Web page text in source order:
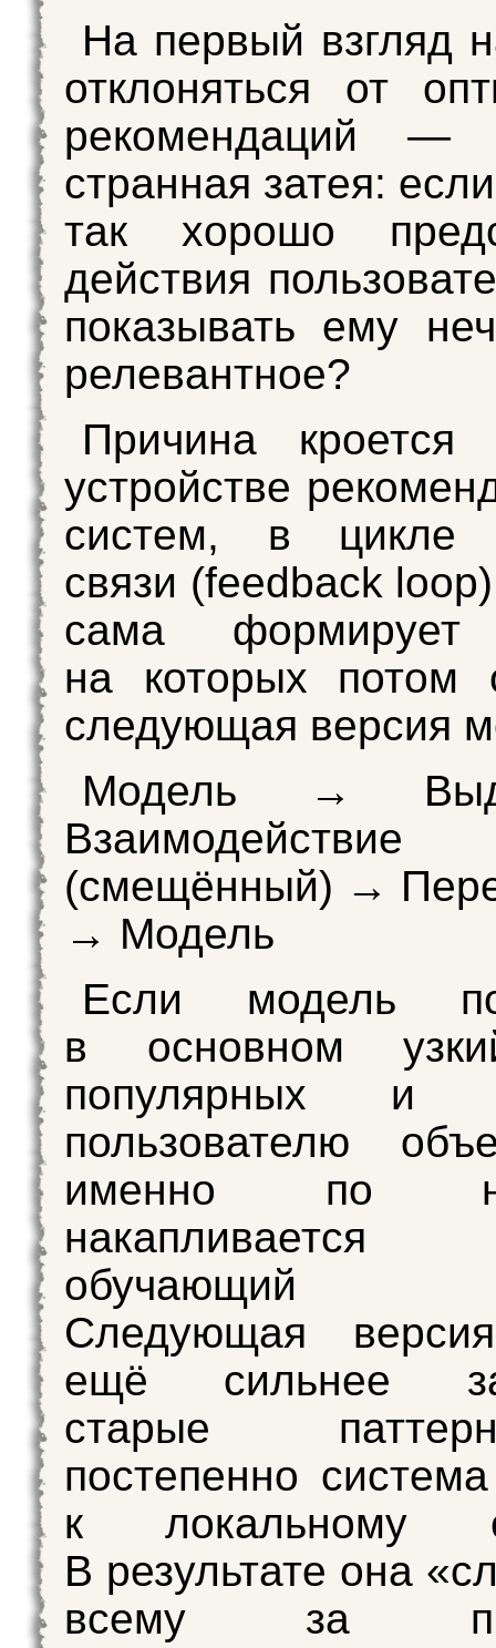
На первый взгляд
отклоняться от
рекомендаций —
странная затея:
так хорошо
действия
показывать ему
релевантное?
Причина
устройстве
систем, в цикле
связи (feedback
сама формирует
на которых потом
следующая версия
Модель →
(смещённый) →
→ Модель
Если модель
в основном
популярных и
пользователю
именно по
обучающий
Следующая
ещё сильнее
старые
постепенно
к локальному
В результате она
всему за